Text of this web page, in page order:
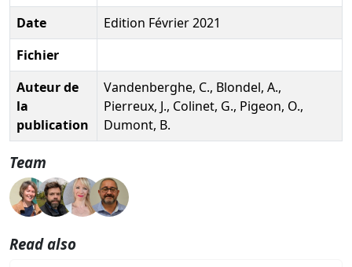
Date
Edition Février 2021
Fichier
Auteur de
la
publication
Vandenberghe, C., Blondel, A.,
Pierreux, J., Colinet, G., Pigeon, O.,
Dumont, B.
Team
Read also